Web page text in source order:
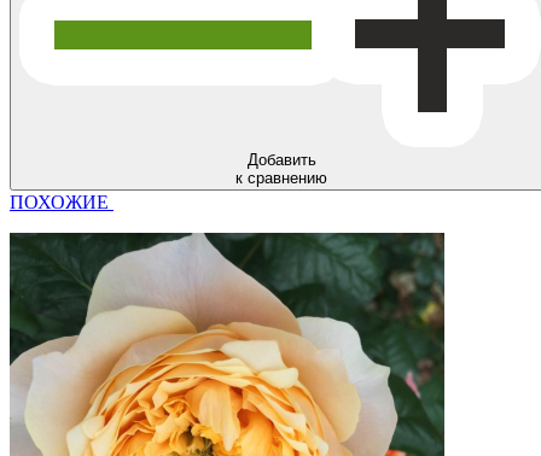
Добавить
к сравнению
ПОХОЖИЕ